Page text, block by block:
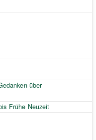
über
Frühe Neuzeit